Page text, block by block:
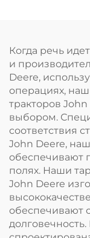
Когда речь
и
Deere,
операциях,
тракторов
выбором.
соответствия
John Deere,
обеспечивают
полях. Наши
John Deere
обеспечивают